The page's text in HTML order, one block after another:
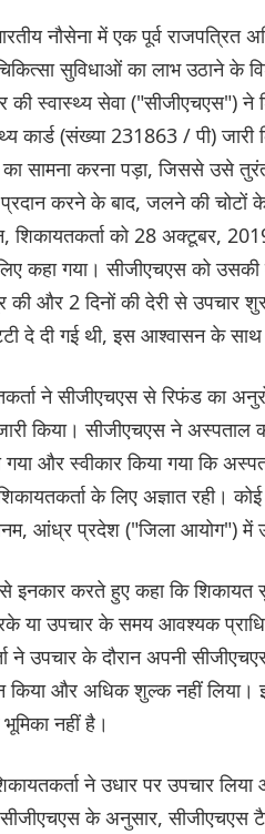
नौसेना में एक पूर्व
सुविधाओं का लाभ उठाने के
स्वास्थ्य सेवा ("सीजीएचएस")
कार्ड (संख्या 231863 / पी)
सामना करना पड़ा, जिससे उसे
प्रदान करने के बाद, जलने की
को 28 अक्टूबर,
कहा गया। सीजीएचएस को
की और 2 दिनों की देरी से
दे दी गई थी, इस आश्वासन के
ने सीजीएचएस से रिफंड का
किया। सीजीएचएस ने अस्पताल
और स्वीकार किया गया कि
के लिए अज्ञात रही।
आंध्र प्रदेश ("जिला आयोग") में
करते हुए कहा कि शिकायत
या उपचार के समय आवश्यक
ने उपचार के दौरान अपनी
किया और अधिक शुल्क नहीं
नहीं है।
ने उधार पर उपचार लिया
के अनुसार, सीजीएचएस